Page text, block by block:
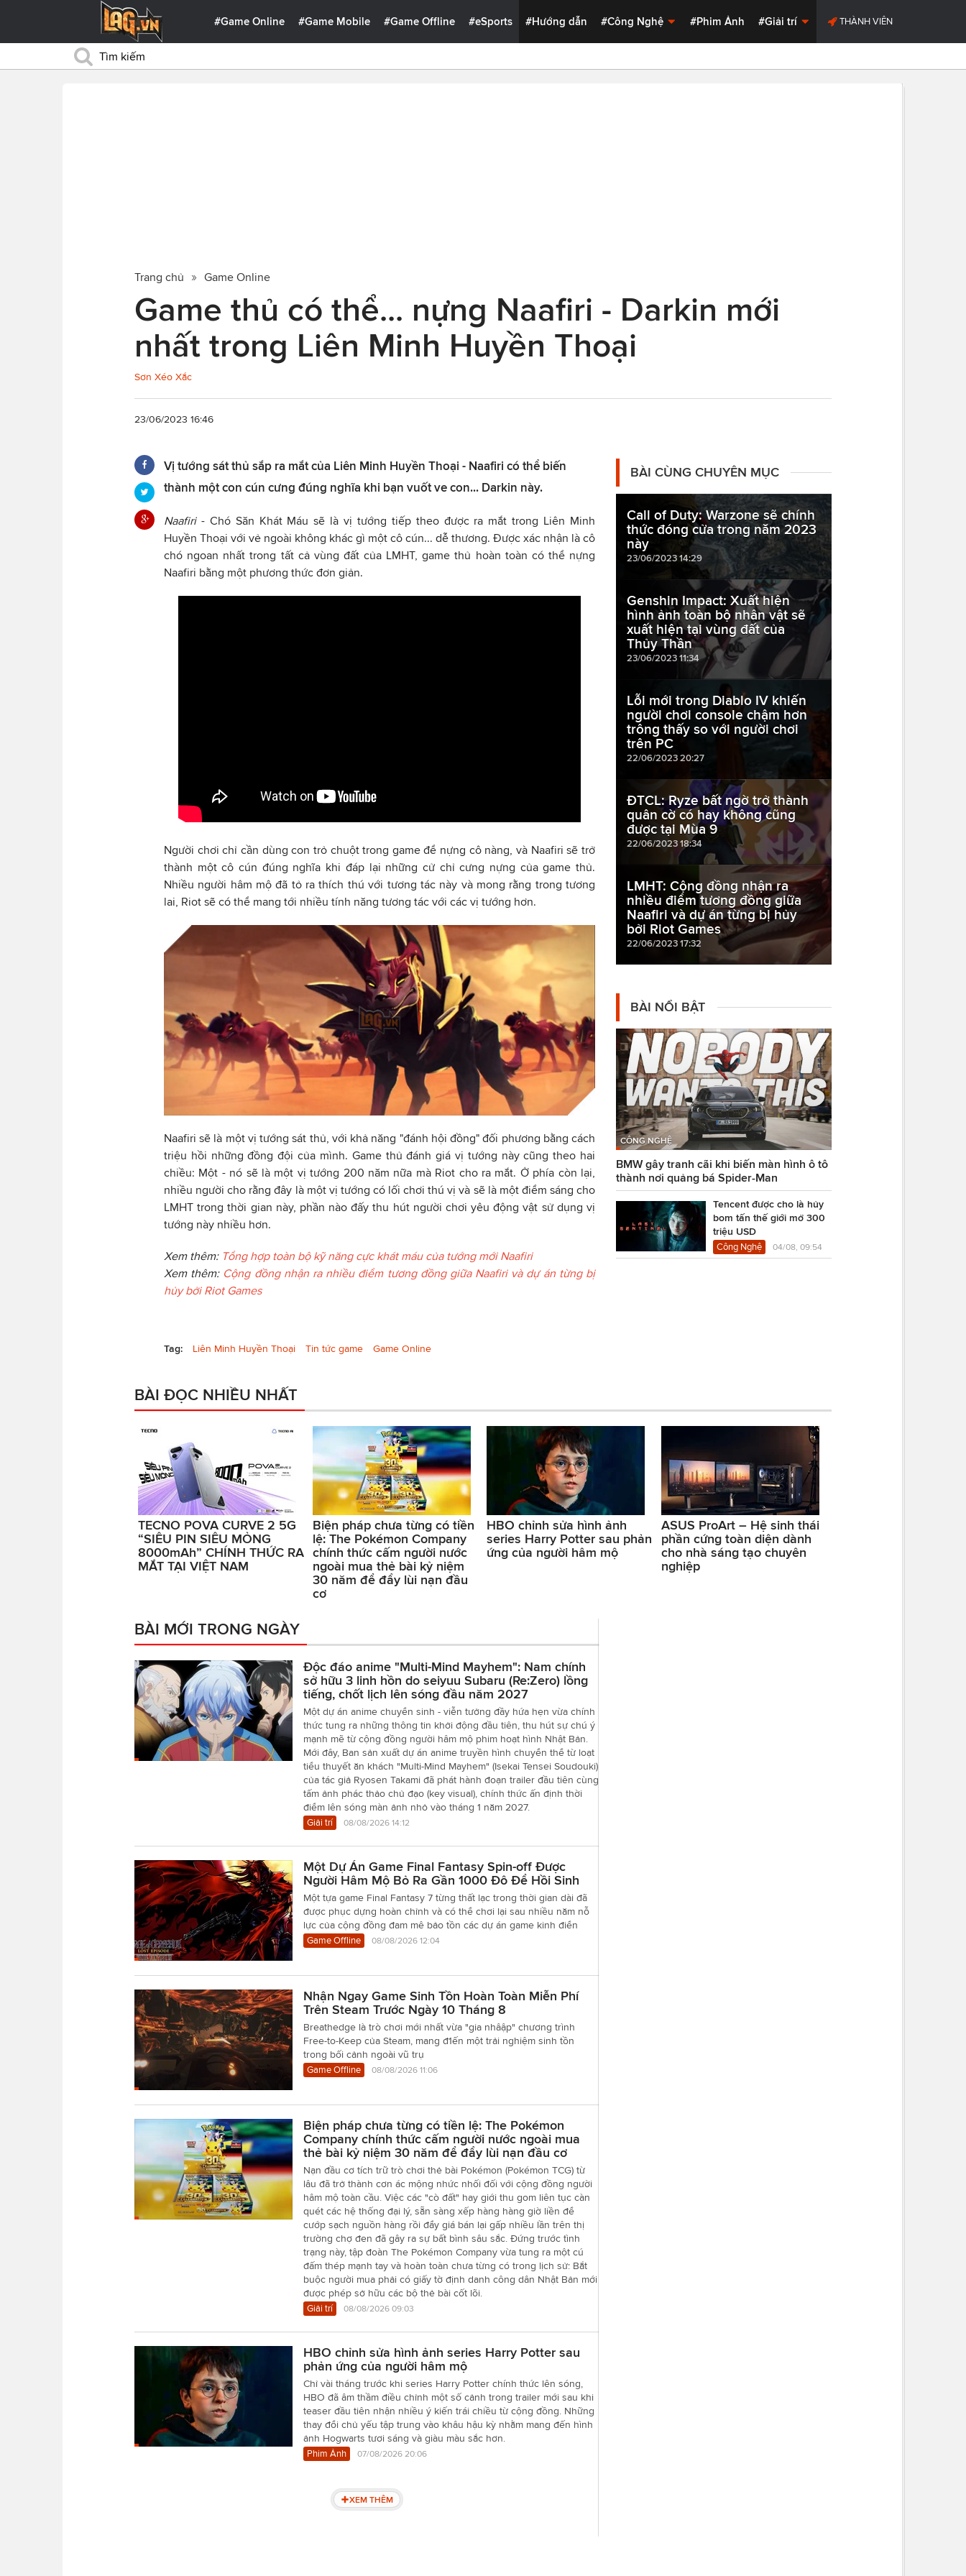
#Game Online #Game Mobile #Game Offline #eSports #Hướng dẫn #Công Nghệ #Phim Ảnh #Giải trí THÀNH VIÊN
Trang chủ Game Online
Game thủ có thể... nựng Naafiri - Darkin mới
nhất trong Liên Minh Huyền Thoại
Sơn Xéo Xắc
23/06/2023 16:46
Vị tướng sát thủ sắp ra mắt của Liên Minh Huyền Thoại - Naafiri có thể biến
thành một con cún cưng đúng nghĩa khi bạn vuốt ve con... Darkin này.
Naafiri - Chó Săn Khát Máu sẽ là vị tướng tiếp theo được ra mắt trong Liên Minh
Huyền Thoại với vẻ ngoài không khác gì một cô cún... dễ thương. Được xác nhận là cô
chó ngoan nhất trong tất cả vùng đất của LMHT, game thủ hoàn toàn có thể nựng
Naafiri bằng một phương thức đơn giản.
Người chơi chỉ cần dùng con trỏ chuột trong game để nựng cô nàng, và Naafiri sẽ trở
thành một cô cún đúng nghĩa khi đáp lại những cử chỉ cưng nựng của game thủ.
Nhiều người hâm mộ đã tỏ ra thích thú với tương tác này và mong rằng trong tương
lai, Riot sẽ có thể mang tới nhiều tính năng tương tác với các vị tướng hơn.
Naafiri sẽ là một vị tướng sát thủ, với khả năng "đánh hội đồng" đối phương bằng cách
triệu hồi những đồng đội của mình. Game thủ đánh giá vị tướng này cũng theo hai
chiều: Một - nó sẽ là một vị tướng 200 năm nữa mà Riot cho ra mắt. Ở phía còn lại,
nhiều người cho rằng đây là một vị tướng có lối chơi thú vị và sẽ là một điểm sáng cho
LMHT trong thời gian này, phần nào đấy thu hút người chơi yêu động vật sử dụng vị
tướng này nhiều hơn.
Xem thêm: Tổng hợp toàn bộ kỹ năng cực khát máu của tướng mới Naafiri
Xem thêm: Cộng đồng nhận ra nhiều điểm tương đồng giữa Naafiri và dự án từng bị
hủy bởi Riot Games
Tag: Liên Minh Huyền Thoại Tin tức game Game Online
BÀI CÙNG CHUYÊN MỤC
Call of Duty: Warzone sẽ chính
thức đóng cửa trong năm 2023
này
23/06/2023 14:29
Genshin Impact: Xuất hiện
hình ảnh toàn bộ nhân vật sẽ
xuất hiện tại vùng đất của
Thủy Thần
23/06/2023 11:34
Lỗi mới trong Diablo IV khiến
người chơi console chậm hơn
trông thấy so với người chơi
trên PC
22/06/2023 20:27
ĐTCL: Ryze bất ngờ trở thành
quân cờ có hay không cũng
được tại Mùa 9
22/06/2023 18:34
LMHT: Cộng đồng nhận ra
nhiều điểm tương đồng giữa
Naafiri và dự án từng bị hủy
bởi Riot Games
22/06/2023 17:32
BÀI NỔI BẬT
CÔNG NGHỆ
BMW gây tranh cãi khi biến màn hình ô tô
thành nơi quảng bá Spider-Man
Tencent được cho là hủy
bom tấn thế giới mở 300
triệu USD
Công Nghệ 04/08, 09:54
BÀI ĐỌC NHIỀU NHẤT
TECNO POVA CURVE 2 5G
“SIÊU PIN SIÊU MỎNG
8000mAh” CHÍNH THỨC RA
MẮT TẠI VIỆT NAM
Biện pháp chưa từng có tiền
lệ: The Pokémon Company
chính thức cấm người nước
ngoài mua thẻ bài kỷ niệm
30 năm để đẩy lùi nạn đầu
cơ
HBO chỉnh sửa hình ảnh
series Harry Potter sau phản
ứng của người hâm mộ
ASUS ProArt – Hệ sinh thái
phần cứng toàn diện dành
cho nhà sáng tạo chuyên
nghiệp
BÀI MỚI TRONG NGÀY
Độc đáo anime "Multi-Mind Mayhem": Nam chính
sở hữu 3 linh hồn do seiyuu Subaru (Re:Zero) lồng
tiếng, chốt lịch lên sóng đầu năm 2027
Một dự án anime chuyển sinh - viễn tưởng đầy hứa hẹn vừa chính
thức tung ra những thông tin khởi động đầu tiên, thu hút sự chú ý
mạnh mẽ từ cộng đồng người hâm mộ phim hoạt hình Nhật Bản.
Mới đây, Ban sản xuất dự án anime truyền hình chuyển thể từ loạt
tiểu thuyết ăn khách "Multi-Mind Mayhem" (Isekai Tensei Soudouki)
của tác giả Ryosen Takami đã phát hành đoạn trailer đầu tiên cùng
tấm ảnh phác thảo chủ đạo (key visual), chính thức ấn định thời
điểm lên sóng màn ảnh nhỏ vào tháng 1 năm 2027.
Giải trí
08/08/2026 14:12
Một Dự Án Game Final Fantasy Spin-off Được
Người Hâm Mộ Bỏ Ra Gần 1000 Đô Để Hồi Sinh
Một tựa game Final Fantasy 7 từng thất lạc trong thời gian dài đã
được phục dựng hoàn chỉnh và có thể chơi lại sau nhiều năm nỗ
lực của cộng đồng đam mê bảo tồn các dự án game kinh điển
Game Offline
08/08/2026 12:04
Nhận Ngay Game Sinh Tồn Hoàn Toàn Miễn Phí
Trên Steam Trước Ngày 10 Tháng 8
Breathedge là trò chơi mới nhất vừa "gia nhâập" chương trình
Free-to-Keep của Steam, mang đ1ến một trải nghiệm sinh tồn
trong bối cảnh ngoài vũ trụ
Game Offline
08/08/2026 11:06
Biện pháp chưa từng có tiền lệ: The Pokémon
Company chính thức cấm người nước ngoài mua
thẻ bài kỷ niệm 30 năm để đẩy lùi nạn đầu cơ
Nạn đầu cơ tích trữ trò chơi thẻ bài Pokémon (Pokémon TCG) từ
lâu đã trở thành cơn ác mộng nhức nhối đối với cộng đồng người
hâm mộ toàn cầu. Việc các "cò đất" hay giới thu gom liên tục càn
quét các hệ thống đại lý, sẵn sàng xếp hàng hàng giờ liền để
cướp sạch nguồn hàng rồi đẩy giá bán lại gấp nhiều lần trên thị
trường chợ đen đã gây ra sự bất bình sâu sắc. Đứng trước tình
trạng này, tập đoàn The Pokémon Company vừa tung ra một cú
đấm thép mạnh tay và hoàn toàn chưa từng có trong lịch sử: Bắt
buộc người mua phải có giấy tờ định danh công dân Nhật Bản mới
được phép sở hữu các bộ thẻ bài cốt lõi.
Giải trí
08/08/2026 09:03
HBO chỉnh sửa hình ảnh series Harry Potter sau
phản ứng của người hâm mộ
Chỉ vài tháng trước khi series Harry Potter chính thức lên sóng,
HBO đã âm thầm điều chỉnh một số cảnh trong trailer mới sau khi
teaser đầu tiên nhận nhiều ý kiến trái chiều từ cộng đồng. Những
thay đổi chủ yếu tập trung vào khâu hậu kỳ nhằm mang đến hình
ảnh Hogwarts tươi sáng và giàu màu sắc hơn.
Phim Ảnh
07/08/2026 20:06
XEM THÊM